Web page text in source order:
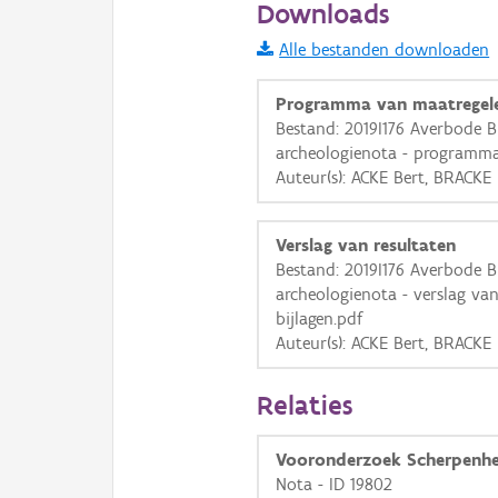
Informatie Vlaanderen
i
+ −
Basis Lagen
OSM-Basiskaart
Ortho
GRB-Basiskaart
GRB-Basiskaart in
Downloads
Alle bestanden downloaden
Programma van
Bestand: 2019I176 Averbode
archeologienota -
Auteur(s): ACKE Bert,
Verslag van resultaten
Bestand: 2019I176 Averbode
archeologienota - verslag
bijlagen.pdf
Auteur(s): ACKE Bert,
Relaties
Vooronderzoek
Nota - ID 19802